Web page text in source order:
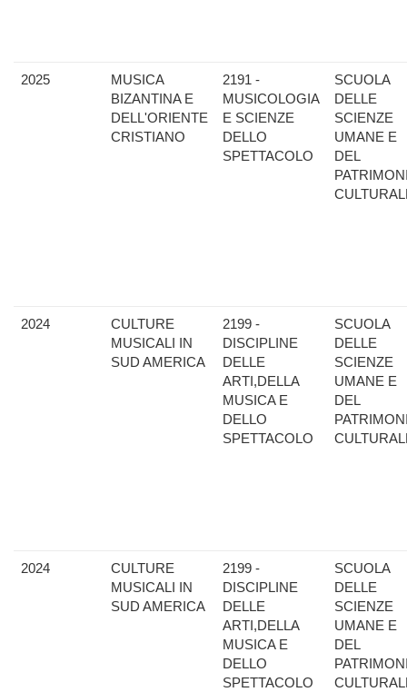
2025
MUSICA
BIZANTINA E
DELL'ORIENTE
CRISTIANO
2191 -
MUSICOLOGIA
E SCIENZE
DELLO
SPETTACOLO
SCUOLA
DELLE
SCIENZE
UMANE E
DEL
2024
CULTURE
MUSICALI IN
SUD AMERICA
2199 -
DISCIPLINE
DELLE
ARTI,DELLA
MUSICA E
DELLO
SPETTACOLO
SCUOLA
DELLE
SCIENZE
UMANE E
DEL
2024
CULTURE
MUSICALI IN
SUD AMERICA
2199 -
DISCIPLINE
DELLE
ARTI,DELLA
MUSICA E
DELLO
SPETTACOLO
SCUOLA
DELLE
SCIENZE
UMANE E
DEL